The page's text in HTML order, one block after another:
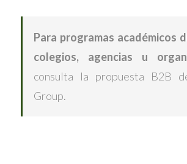
Para programas académicos
colegios, agencias u
consulta la propuesta B2B
Group.